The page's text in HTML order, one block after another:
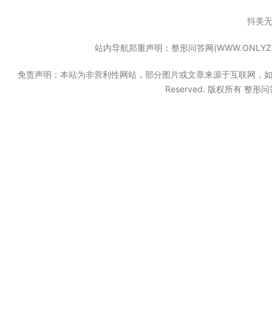
抖美
站内导航郑重声明：整形问答网
免责声明：本站为非营利性网站，部分图片或文章来源于互联网，
Reserved. 版权所有 整形问